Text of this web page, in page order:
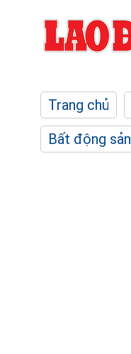
Trang chủ
Bất động sản